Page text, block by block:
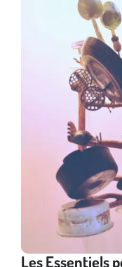
Les Essentiels